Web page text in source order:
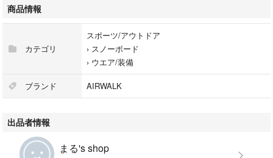
商品情報
カテゴリ
スポーツ/アウトドア
› スノーボード
› ウエア/装備
ブランド AIRWALK
出品者情報
まる's shop